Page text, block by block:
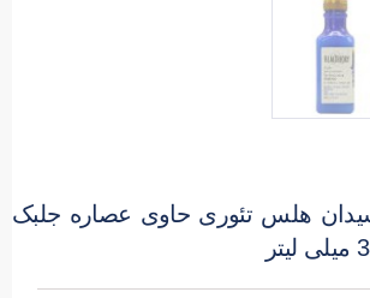
هلس تئوری حاوی عصاره جلبک